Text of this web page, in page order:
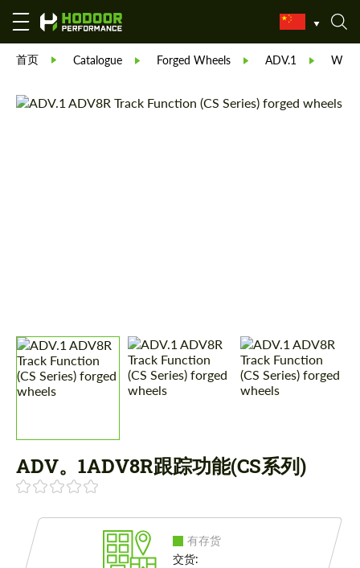
首页 Catalogue Forged Wheels ADV.1
ADV。1ADV8R跟踪功能(CS系列)
有存货
交货: